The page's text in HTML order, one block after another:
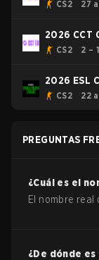
CS2 27
2026 CCT
CS2 2 –
2026 ESL
- Cup #4
CS2 22
PREGUNTAS
¿Cuál es el
El nombre real
¿De dónde es